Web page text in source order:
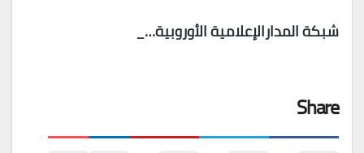
شبكة المدارالإعلامية الأوروبية…_
Share